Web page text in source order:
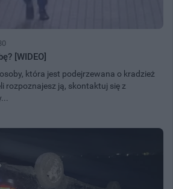
[WIDEO]
która jest podejrzewana o kradzież
rozpoznajesz ją, skontaktuj się z